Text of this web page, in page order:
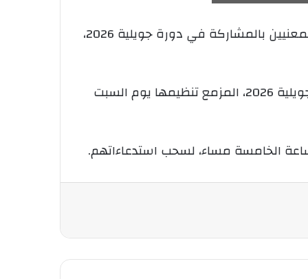
أعلنت وزارة التربية الوطنية، عن فتح المنصة الرقمية الخاصة بالامتحانات المهنية، لتمكين المترشحين المعنيين بالمشاركة في دورة جويلية 2026،
وحسب بيان للوزارة، يتعلق الأمر بكافة المترشحين المعنيين بالمشاركة في الامتحانات المهنية دورة جويلية 2026، المزمع تنظيمها يوم السبت